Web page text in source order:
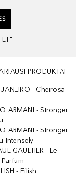
LT"
PRODUKTAI
- Cheirosa
ARMANI - Stronger
ARMANI - Stronger
Intensely
GAULTIER - Le
- Eilish